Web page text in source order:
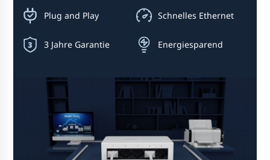
Plug and Play Schnelles Ethernet
3 Jahre Garantie Energiesparend